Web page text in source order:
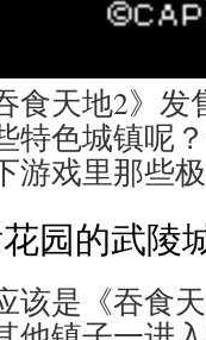
食天地2》
特色城镇呢
游戏里那些
园的武陵
该是《吞食